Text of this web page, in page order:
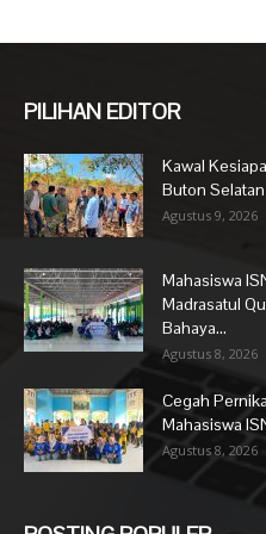
PILIHAN EDITOR
Kawal
Buton
Agustus 9, 2026
Mahasiswa
Madrasatul
Bahaya...
Agustus 8, 2026
Cegah
Mahasiswa
Agustus 8, 2026